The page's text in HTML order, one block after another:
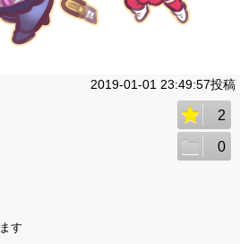
2019-01-01 23:49:57投稿
2
0
す